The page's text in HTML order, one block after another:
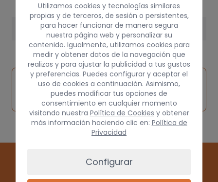
3 kg
Inspeccionar
vehículo de
origen
Solicitar
pieza
Consultar
por
Utilizamos cookies y tecnologías similares
propias y de terceros, de sesión o persistentes,
para hacer funcionar de manera segura
nuestra página web y personalizar su
contenido. Igualmente, utilizamos cookies para
medir y obtener datos de la navegación que
realizas y para ajustar la publicidad a tus gustos
y preferencias. Puedes configurar y aceptar el
uso de cookies a continuación. Asimismo,
puedes modificar tus opciones de
consentimiento en cualquier momento
visitando nuestra Política de Cookies y obtener
más información haciendo clic en: Política de
Privacidad
Configurar